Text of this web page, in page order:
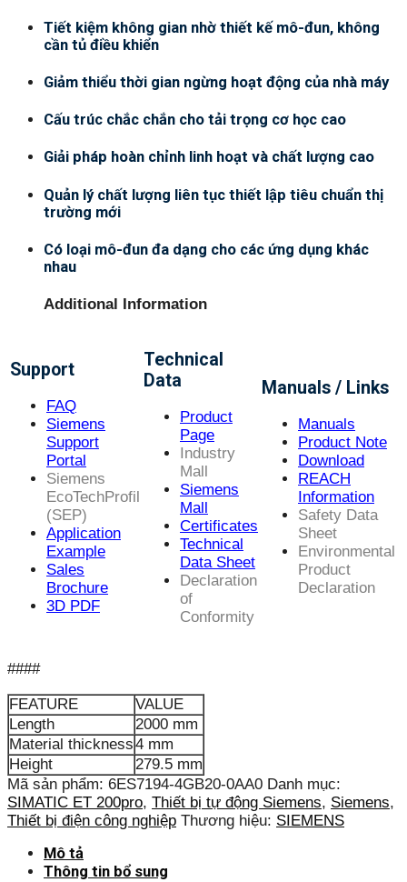
Tiết kiệm không gian nhờ thiết kế mô-đun, không
cần tủ điều khiển
Giảm thiểu thời gian ngừng hoạt động của nhà máy
Cấu trúc chắc chắn cho tải trọng cơ học cao
Giải pháp hoàn chỉnh linh hoạt và chất lượng cao
Quản lý chất lượng liên tục thiết lập tiêu chuẩn thị
trường mới
Có loại mô-đun đa dạng cho các ứng dụng khác
nhau
Additional Information
Support
FAQ
Siemens
Support
Portal
Siemens
EcoTechProfil
(SEP)
Application
Example
Sales
Brochure
3D PDF
Technical
Data
Product
Page
Industry
Mall
Siemens
Mall
Certificates
Technical
Data Sheet
Declaration
of
Conformity
Manuals / Links
Manuals
Product Note
Download
REACH
Information
Safety Data
Sheet
Environmental
Product
Declaration
####
FEATURE
VALUE
Length
2000 mm
Material thickness4 mm
Height
279.5 mm
Mã sản phẩm: 6ES7194-4GB20-0AA0 Danh mục:
SIMATIC ET 200pro, Thiết bị tự động Siemens, Siemens,
Thiết bị điện công nghiệp Thương hiệu: SIEMENS
Mô tả
Thông tin bổ sung